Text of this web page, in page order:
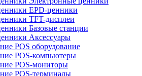
EPD-ценники
TFT-дисплеи
Базовые станции
Аксессуары
POS оборудование
POS-компьютеры
POS-мониторы
POS-терминалы